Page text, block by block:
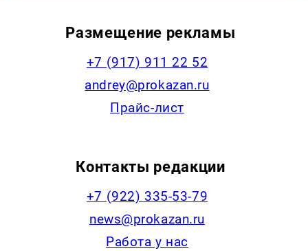
Размещение рекламы
+7 (917) 911 22 52
andrey@prokazan.ru
Прайс-лист
Контакты редакции
+7 (922) 335-53-79
news@prokazan.ru
Работа у нас